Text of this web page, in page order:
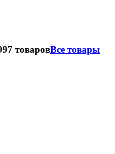
товаровВсе товары